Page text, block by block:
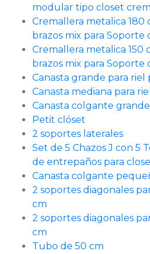
modular tipo closet
Cremallera metalica 180
brazos mix para Soporte
Cremallera metalica 150
brazos mix para Soporte
Canasta grande para riel
Canasta mediana para
Canasta colgante grande
Petit clóset
2 soportes laterales
Set de 5 Chazos J con 5
de entrepaños para
Canasta colgante
2 soportes diagonales
cm
2 soportes diagonales
cm
Tubo de 50 cm